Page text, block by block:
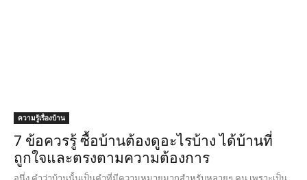
ความรู้เรื่องบ้าน
7 ข้อควรรู้ ซื้อบ้านต้องดูอะไรบ้าง ได้บ้านที่
ถูกใจและตรงตามความต้องการ